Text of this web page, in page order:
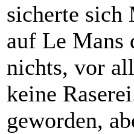
sicherte sich
auf Le Mans
nichts, vor
keine
geworden,